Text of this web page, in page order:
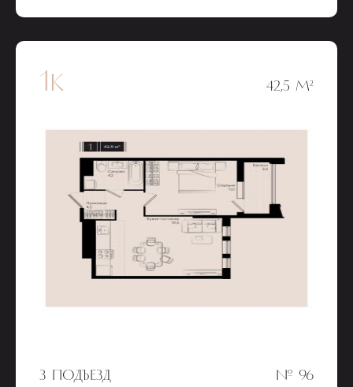
1к 42,5 М²
3 ПОДЪЕЗД № 96